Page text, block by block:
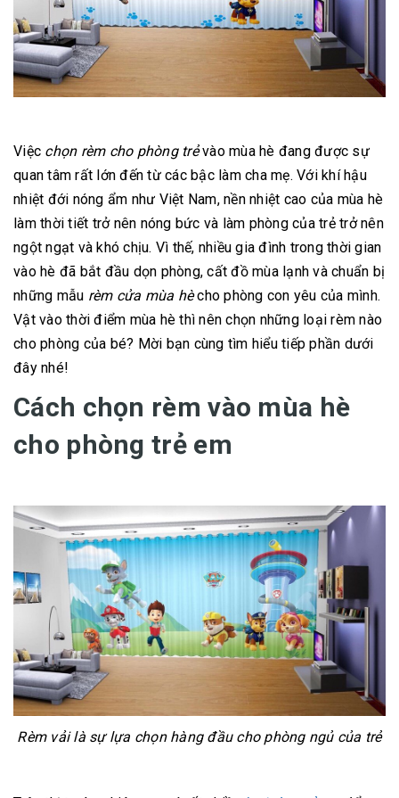
Việc chọn rèm cho phòng trẻvào mùa hè đang được sự
quan tâm rất lớn đến từ các bậc làm cha mẹ. Với khí hậu
nhiệt đới nóng ẩm như Việt Nam, nền nhiệt cao của mùa hè
làm thời tiết trở nên nóng bức và làm phòng của trẻ trở nên
ngột ngạt và khó chịu. Vì thế, nhiều gia đình trong thời gian
vào hè đã bắt đầu dọn phòng, cất đồ mùa lạnh và chuẩn bị
những mẫu rèm cửa mùa hècho phòng con yêu của mình.
Vật vào thời điểm mùa hè thì nên chọn những loại rèm nào
cho phòng của bé? Mời bạn cùng tìm hiểu tiếp phần dưới
đây nhé!
Cách chọn rèm vào mùa hè
cho phòng trẻ em
Rèm vải là sự lựa chọn hàng đầu cho phòng ngủ của trẻ